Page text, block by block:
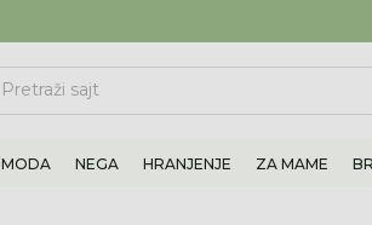
Pretraži sajt
MODA NEGA HRANJENJE ZA MAME